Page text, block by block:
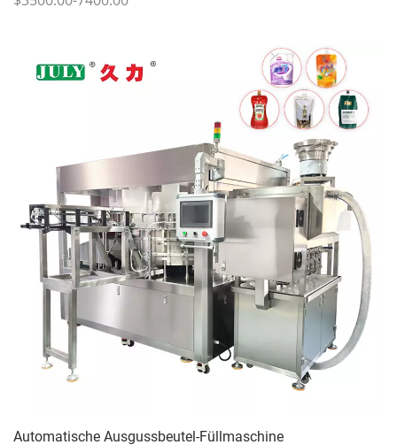
Automatische Ausgussbeutel-Füllmaschine